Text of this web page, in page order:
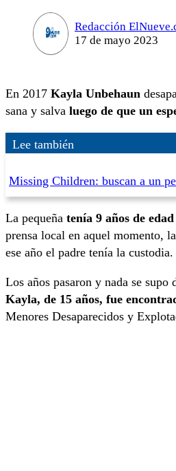
Redacción
17 de mayo 2023
En 2017 Kayla Unbehaun
sana y salva luego de que un
Lee también
Missing Children: buscan a un
La pequeña tenía 9 años de
prensa local en aquel momento,
ese año el padre tenía la custodia.
Los años pasaron y nada se
Kayla, de 15 años, fue
Menores Desaparecidos y